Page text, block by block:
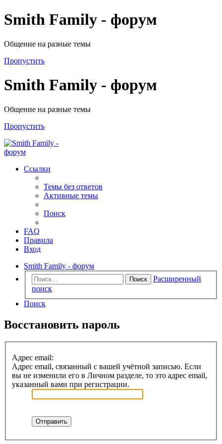
Smith Family - форум
Общение на разные темы
Пропустить
Smith Family - форум
Общение на разные темы
Пропустить
Ссылки
Темы без ответов
Активные темы
Поиск
FAQ
Правила
Вход
Smith Family - форум
Поиск
Расширенный
поиск
Поиск
Восстановить пароль
Адрес email:
Адрес email, связанный с вашей учётной записью. Если
вы не изменили его в Личном разделе, то это адрес email,
указанный вами при регистрации.